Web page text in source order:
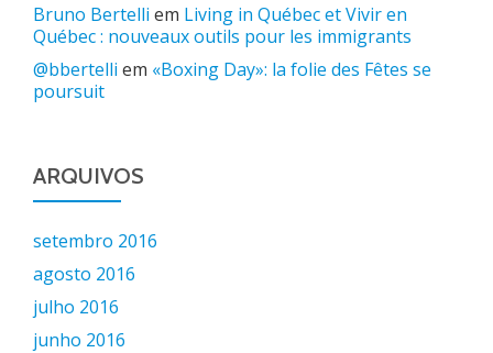
Bruno Bertelli em Living in Québec et Vivir en
Québec : nouveaux outils pour les immigrants
@bbertelli em «Boxing Day»: la folie des Fêtes se
poursuit
ARQUIVOS
setembro 2016
agosto 2016
julho 2016
junho 2016